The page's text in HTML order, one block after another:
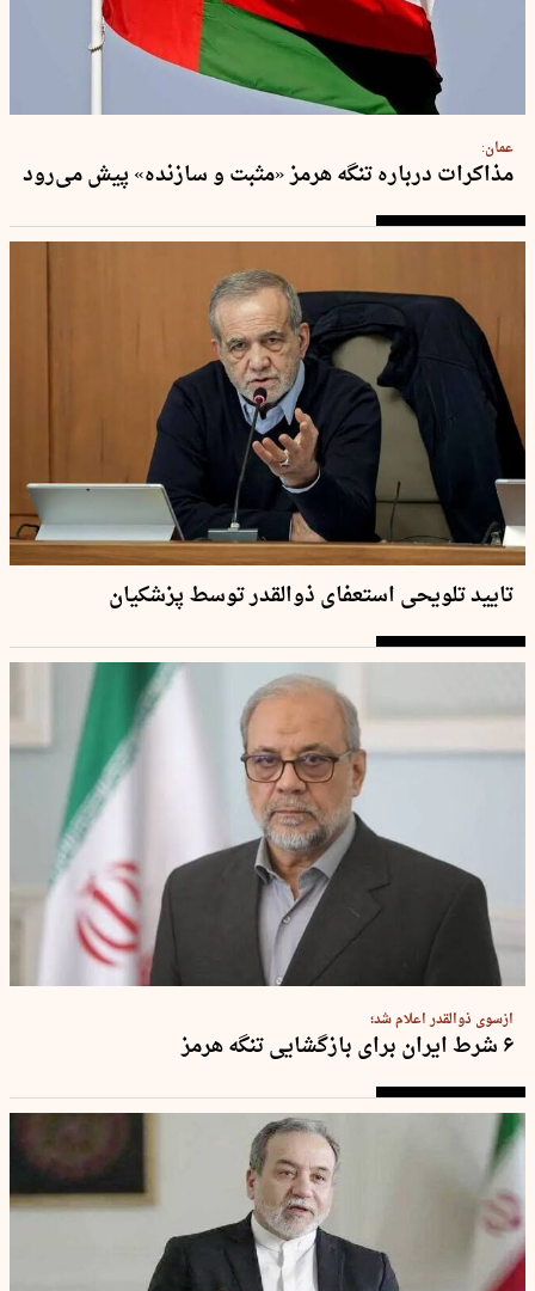
عمان:
مذاکرات درباره تنگه هرمز «مثبت و سازنده»‌ پیش می‌رود
تایید تلویحی استعفای ذوالقدر توسط پزشکیان
ازسوی ذوالقدر اعلام شد؛
۶ شرط ایران برای بازگشایی تنگه هرمز